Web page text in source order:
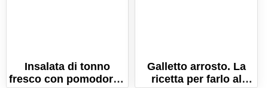
Insalata di tonno
fresco con pomodorini
Galletto arrosto. La
ricetta per farlo al